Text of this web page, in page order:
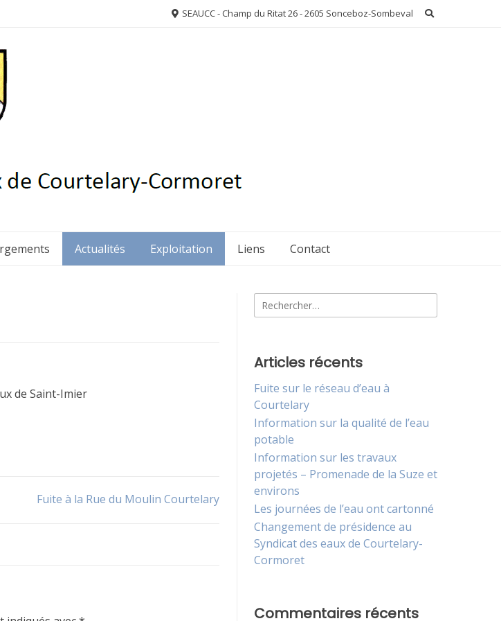
SEAUCC - Champ du Ritat 26 - 2605 Sonceboz-Sombeval
Actualités Exploitation Liens Contact
de Saint-Imier
Fuite à la Rue du Moulin Courtelary
Rechercher :
Articles récents
Fuite sur le réseau d’eau à
Courtelary
Information sur la qualité de l’eau
potable
Information sur les travaux
projetés – Promenade de la Suze et
environs
Les journées de l’eau ont cartonné
Changement de présidence au
Syndicat des eaux de Courtelary-
Cormoret
Commentaires récents